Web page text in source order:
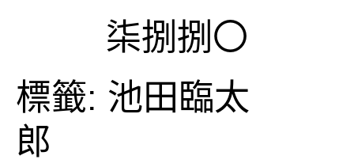
柒捌捌〇
標籤: 池田臨太
郎